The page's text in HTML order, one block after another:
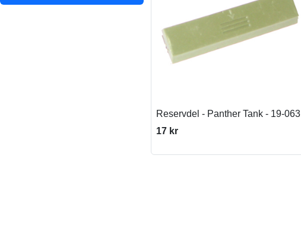
Reservdel - Panther Tank - 19-063
17 kr